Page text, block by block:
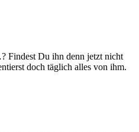
Findest Du ihn denn jetzt nicht
doch täglich alles von ihm.